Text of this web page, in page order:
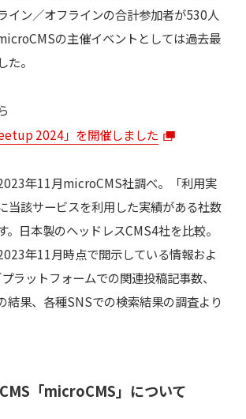
イン／オフラインの合計参加者が530人
の主催イベントとしては過去最
。
2024」を開催しました
年11月microCMS社調べ。「利用実
当該サービスを利用した実績がある社数
。日本製のヘッドレスCMS4社を比較。
年11月時点で開示している情報およ
ラットフォームでの関連投稿記事数、
果、各種SNSでの検索結果の調査より
「microCMS」について